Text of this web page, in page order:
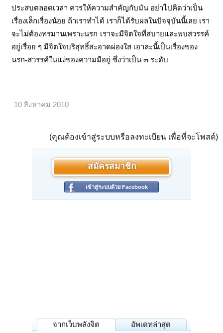
ประสบตลอดเวลา ควรให้ความสำคัญกับมัน อย่าไปคิดว่าเป็น
เรื่องเล็กเรื่องน้อย ถ้าเราทำได้ เราก็ได้รับผลในปัจจุบันนี้เลย เรา
จะไม่ต้องทรมานเพราะนรก เราจะมีจิตใจที่สบายและพบสวรรค์
อยู่เรื่อย ๆ มีจิตใจบริสุทธิ์สะอาดผ่องใส เอาละนี้เป็นเรื่องของ
นรก-สวรรค์ในแง่ของความมีอยู่ ซึ่งว่าเป็น ๓ ระดับ
10 สิงหาคม 2010
(คุณต้องเข้าสู่ระบบหรือลงทะเบียน เพื่อที่จะโพสต์)
สมัครสมาชิก
เข้าสู่ระบบด้วย Facebook
จากเว็บพลังจิต อัพเดทล่าสุด